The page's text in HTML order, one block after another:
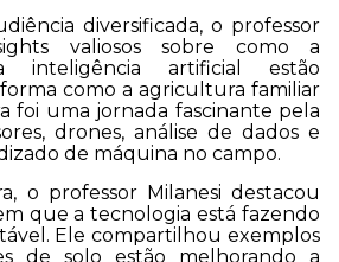
diversificada, o professor
valiosos sobre como a
artificial estão
como a agricultura familiar
foi uma jornada fascinante pela
drones, análise de dados e
de máquina no campo.
o professor Milanesi destacou
que a tecnologia está fazendo
Ele compartilhou exemplos
de solo estão melhorando a